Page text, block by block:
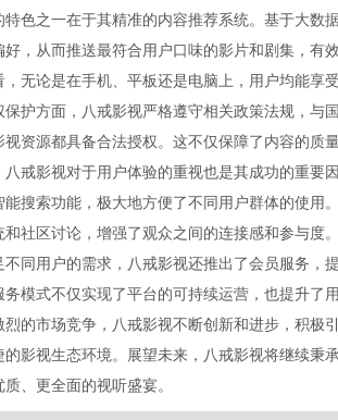
特色之一在于其精准的内容推荐系统。基于大数
好，从而推送最符合用户口味的影片和剧集，有
，无论是在手机、平板还是电脑上，用户均能享
保护方面，八戒影视严格遵守相关政策法规，与
视资源都具备合法授权。这不仅保障了内容的质
八戒影视对于用户体验的重视也是其成功的重要
能搜索功能，极大地方便了不同用户群体的使用
和社区讨论，增强了观众之间的连接感和参与度
不同用户的需求，八戒影视还推出了会员服务，
务模式不仅实现了平台的可持续运营，也提升了
烈的市场竞争，八戒影视不断创新和进步，积极
的影视生态环境。展望未来，八戒影视将继续秉
质、更全面的视听盛宴。